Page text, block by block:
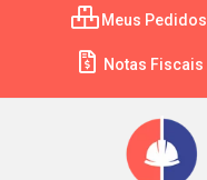
Meus Pedidos
Notas Fiscais